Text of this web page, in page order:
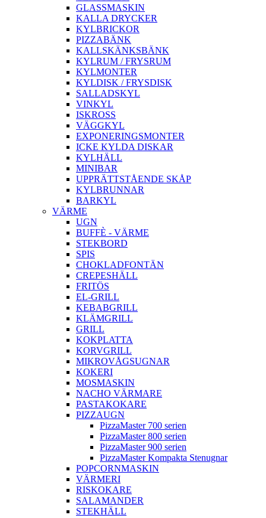
GLASSMASKIN
KALLA DRYCKER
KYLBRICKOR
PIZZABÄNK
KALLSKÄNKSBÄNK
KYLRUM / FRYSRUM
KYLMONTER
KYLDISK / FRYSDISK
SALLADSKYL
VINKYL
ISKROSS
VÄGGKYL
EXPONERINGSMONTER
ICKE KYLDA DISKAR
KYLHÄLL
MINIBAR
UPPRÄTTSTÅENDE SKÅP
KYLBRUNNAR
BARKYL
VÄRME
UGN
BUFFÈ - VÄRME
STEKBORD
SPIS
CHOKLADFONTÄN
CREPESHÄLL
FRITÖS
EL-GRILL
KEBABGRILL
KLÄMGRILL
GRILL
KOKPLATTA
KORVGRILL
MIKROVÅGSUGNAR
KOKERI
MOSMASKIN
NACHO VÄRMARE
PASTAKOKARE
PIZZAUGN
PizzaMaster 700 serien
PizzaMaster 800 serien
PizzaMaster 900 serien
PizzaMaster Kompakta Stenugnar
POPCORNMASKIN
VÄRMERI
RISKOKARE
SALAMANDER
STEKHÄLL